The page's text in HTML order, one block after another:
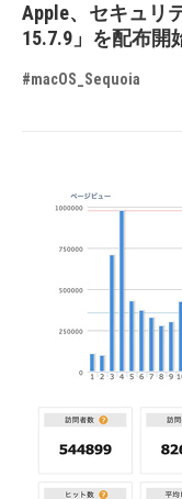
Apple、セキュリ
15.7.9」を配布開
#macOS_Sequoia